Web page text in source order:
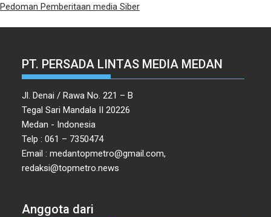
Pedoman Pemberitaan media Siber
PT. PERSADA LINTAS MEDIA MEDAN
Jl. Denai / Rawa No. 221 – B
Tegal Sari Mandala II 20226
Medan - Indonesia
Telp : 061 – 7350474
Email : medantopmetro@gmail.com,
redaksi@topmetro.news
Anggota dari